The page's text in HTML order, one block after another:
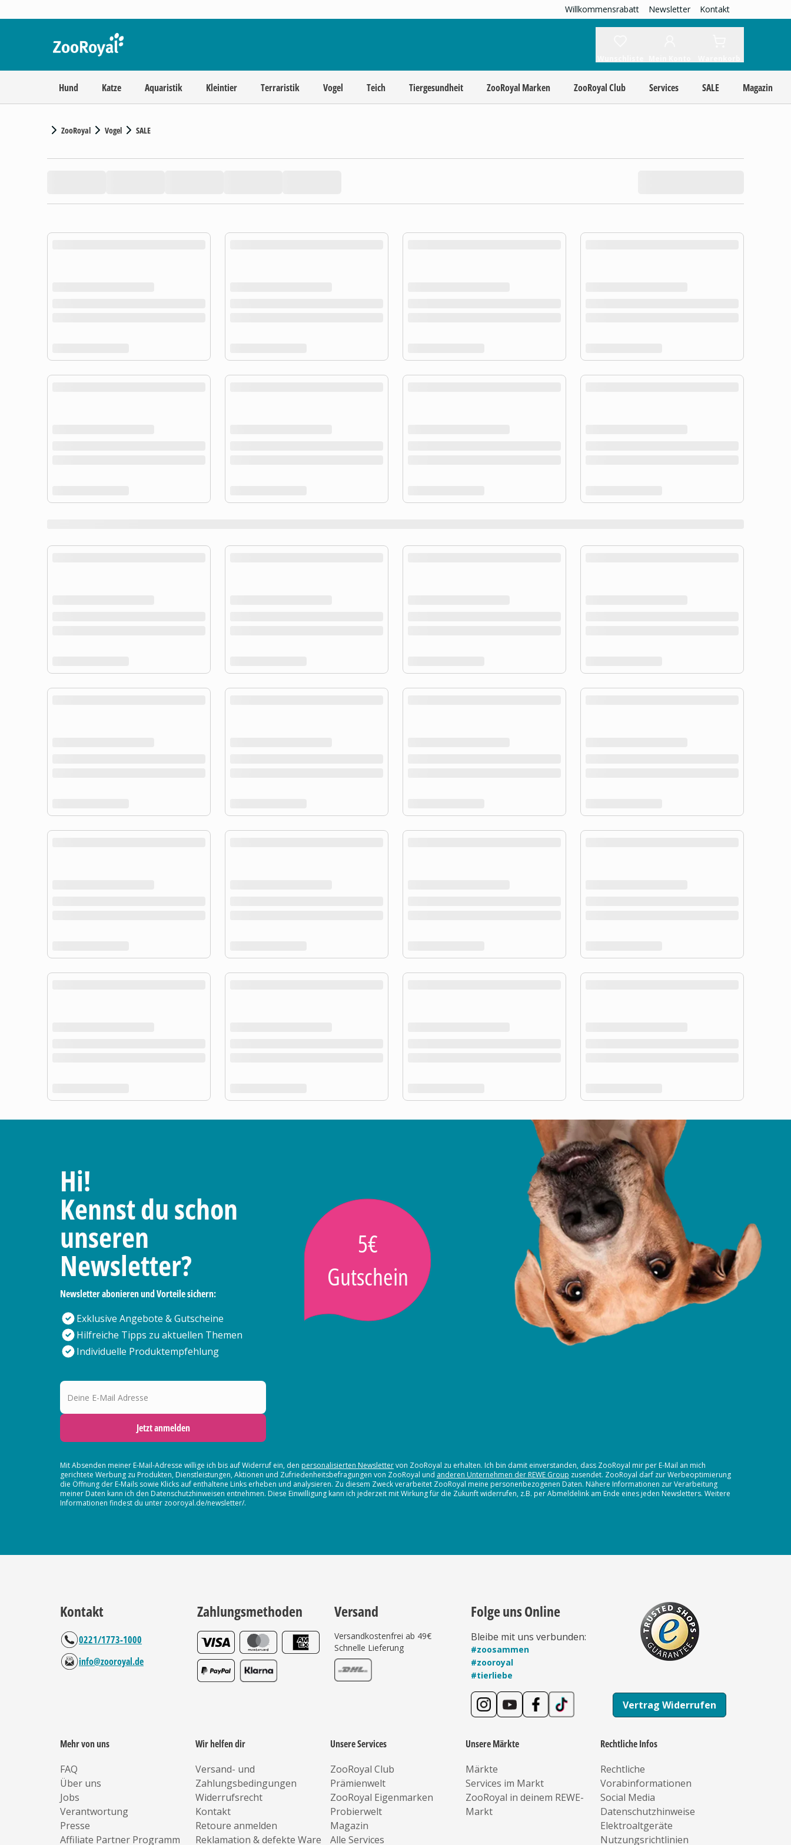
Willkommensrabatt Newsletter Kontakt
Hund Katze Aquaristik Kleintier Terraristik Vogel Teich Tiergesundheit ZooRoyal Marken ZooRoyal Club Services SALE Magazin
ZooRoyal Vogel SALE
Hi!
Kennst du schon
unseren
Newsletter?
Newsletter abonieren und Vorteile sichern:
Exklusive Angebote & Gutscheine
Hilfreiche Tipps zu aktuellen Themen
Individuelle Produktempfehlung
5€
Gutschein
Deine E-Mail Adresse
Jetzt anmelden
Mit Absenden meiner E-Mail-Adresse willige ich bis auf Widerruf ein, den personalisierten Newslettervon ZooRoyal zu erhalten. Ich bin damit einverstanden, dass ZooRoyal mir per E-Mail an mich
gerichtete Werbung zu Produkten, Dienstleistungen, Aktionen und Zufriedenheitsbefragungen von ZooRoyal und anderen Unternehmen der REWE Group zusendet. ZooRoyal darf zur Werbeoptimierung
die Öffnung der E-Mails sowie Klicks auf enthaltene Links erheben und analysieren. Zu diesem Zweck verarbeitet ZooRoyal meine personenbezogenen Daten. Nähere Informationen zur Verarbeitung
meiner Daten kann ich den Datenschutzhinweisen entnehmen. Diese Einwilligung kann ich jederzeit mit Wirkung für die Zukunft widerrufen, z.B. per Abmeldelink am Ende eines jeden Newsletters. Weitere
Informationen findest du unter zooroyal.de/newsletter/.
Kontakt
0221/1773-1000
info@zooroyal.de
Zahlungsmethoden Versand
Versandkostenfrei ab 49€
Schnelle Lieferung
Folge uns Online
Bleibe mit uns verbunden:
#zoosammen
#zooroyal
#tierliebe
Vertrag Widerrufen
Mehr von uns
FAQ
Über uns
Jobs
Verantwortung
Presse
Affiliate Partner Programm
Wir helfen dir
Versand- und
Zahlungsbedingungen
Widerrufsrecht
Kontakt
Retoure anmelden
Reklamation & defekte Ware
Unsere Services
ZooRoyal Club
Prämienwelt
ZooRoyal Eigenmarken
Probierwelt
Magazin
Alle Services
Unsere Märkte
Märkte
Services im Markt
ZooRoyal in deinem REWE-
Markt
Rechtliche Infos
Rechtliche
Vorabinformationen
Social Media
Datenschutzhinweise
Elektroaltgeräte
Nutzungsrichtlinien